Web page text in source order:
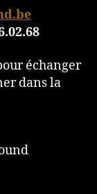
échanger
dans la